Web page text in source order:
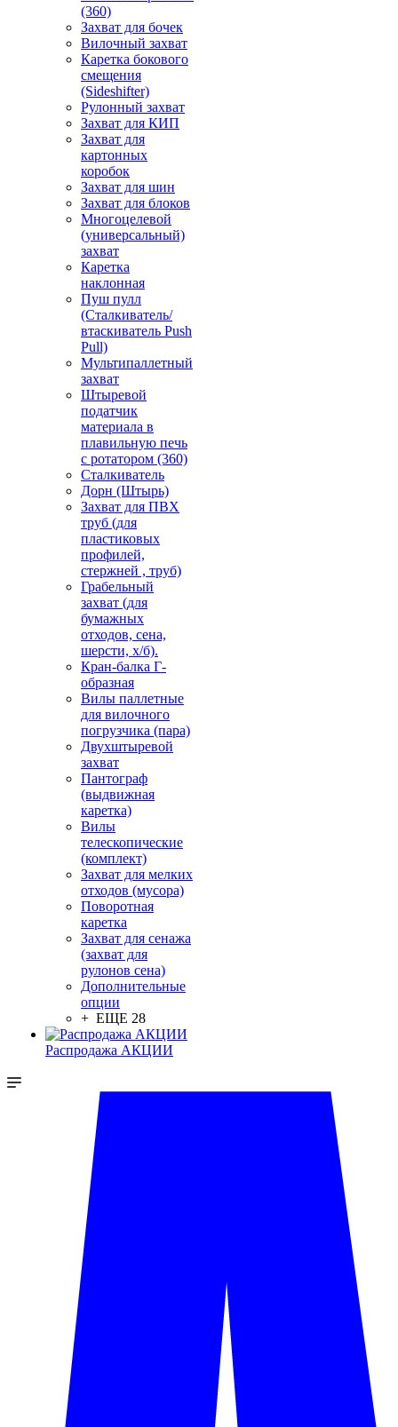
(360)
Захват для бочек
Вилочный захват
Каретка бокового
смещения
(Sideshifter)
Рулонный захват
Захват для КИП
Захват для
картонных
коробок
Захват для шин
Захват для блоков
Многоцелевой
(универсальный)
захват
Каретка
наклонная
Пуш пулл
(Сталкиватель/
втаскиватель Push
Pull)
Мультипаллетный
захват
Штыревой
податчик
материала в
плавильную печь
с ротатором (360)
Сталкиватель
Дорн (Штырь)
Захват для ПВХ
труб (для
пластиковых
профилей,
стержней , труб)
Грабельный
захват (для
бумажных
отходов, сена,
шерсти, х/б).
Кран-балка Г-
образная
Вилы паллетные
для вилочного
погрузчика (пара)
Двухштыревой
захват
Пантограф
(выдвижная
каретка)
Вилы
телескопические
(комплект)
Захват для мелких
отходов (мусора)
Поворотная
каретка
Захват для сенажа
(захват для
рулонов сена)
Дополнительные
опции
+ ЕЩЕ 28
Распродажа АКЦИИ